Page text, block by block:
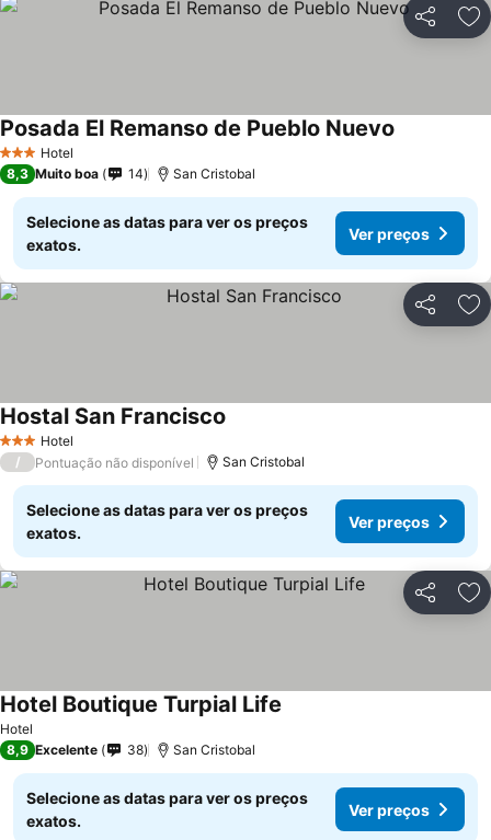
Partilhar
3 EstrelasHotel
Posada El Remanso de Pueblo Nuevo
8,3 Muito boa 14 San Cristobal
Selecione as datas para ver os preços
exatos.
Ver preços
Partilhar
3 EstrelasHotel
Hostal San Francisco
/ Pontuação não disponível San Cristobal
Selecione as datas para ver os preços
exatos.
Ver preços
Partilhar
Hotel
Hotel Boutique Turpial Life
8,9 Excelente 38 San Cristobal
Selecione as datas para ver os preços
exatos.
Ver preços